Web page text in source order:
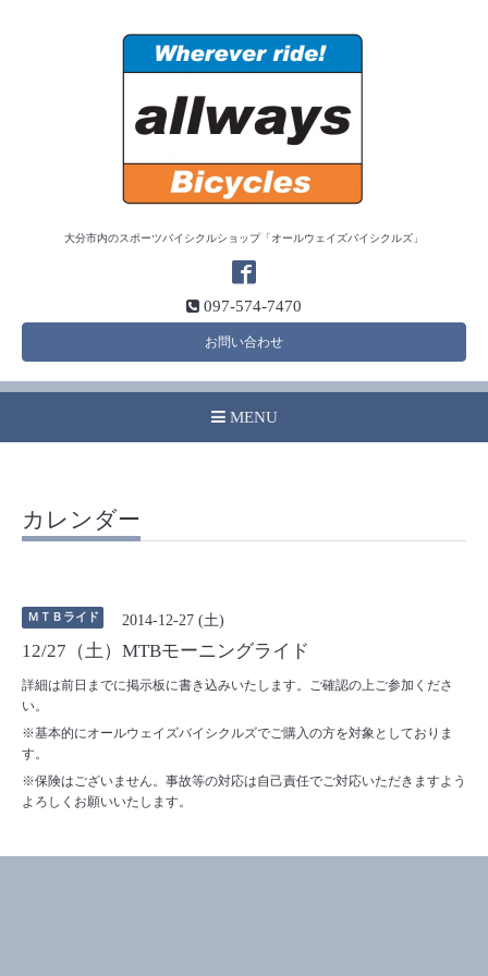
大分市内のスポーツバイシクルショップ「オールウェイズバイシクルズ」
097-574-7470
お問い合わせ
MENU
カレンダー
ＭＴＢライド 2014-12-27 (土)
12/27（土）MTBモーニングライド
詳細は前日までに掲示板に書き込みいたします。ご確認の上ご参加くださ
い。
※基本的にオールウェイズバイシクルズでご購入の方を対象としておりま
す。
※保険はございません。事故等の対応は自己責任でご対応いただきますよう
よろしくお願いいたします。